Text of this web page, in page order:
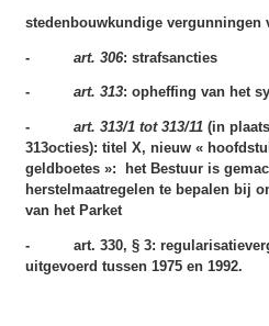
stedenbouwkundige vergunningen
- art. 306: strafsancties
- art. 313: opheffing van het
- art. 313/1 tot 313/11(in
313octies): titel X, nieuw «
geldboetes »: het Bestuur is
herstelmaatregelen te bepalen bij
van het Parket
- art. 330, § 3:
uitgevoerd tussen 1975 en 1992.